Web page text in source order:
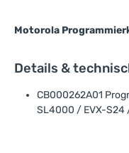
Motorola
Details &
CB000262A01
SL4000 / EVX-S24